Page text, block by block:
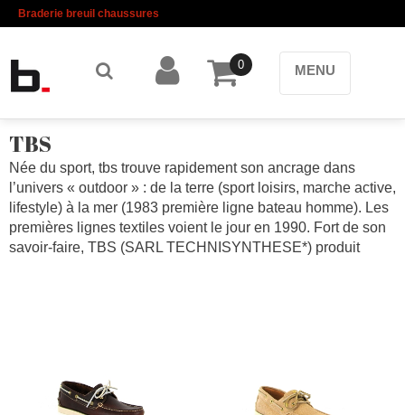
Braderie breuil chaussures
0 MENU
TBS
Née du sport, tbs trouve rapidement son ancrage dans
l’univers « outdoor » : de la terre (sport loisirs, marche active,
lifestyle) à la mer (1983 première ligne bateau homme). Les
premières lignes textiles voient le jour en 1990. Fort de son
savoir-faire, TBS (SARL TECHNISYNTHESE*) produit
de « l’esprit d’Origine » de la marque : authenticité, qualité,
transmission et inspiration nautique